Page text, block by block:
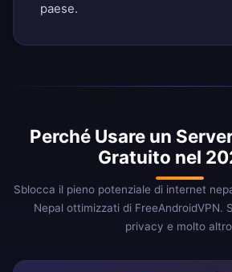
paese.
Perché Usare un
Gratuito nel
Sblocca il pieno potenziale di internet
Nepal ottimizzati di FreeAndroidVPN.
privacy e molto